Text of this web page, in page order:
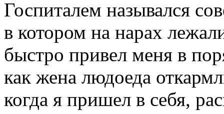
Госпиталем назывался
в котором на нарах
быстро привел меня в
как жена людоеда
когда я пришел в себя,